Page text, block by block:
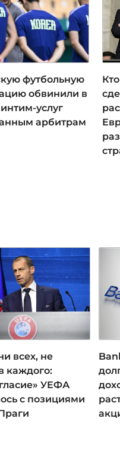
футбольную
обвинили в
услуг
арбитрам
всех, не
каждого:
УЕФА
с позициями